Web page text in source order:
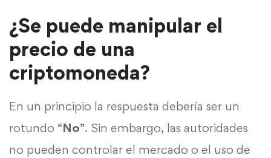
¿Se puede manipular el
precio de una
criptomoneda?
En un principio la respuesta debería ser un
rotundo “No”. Sin embargo, las autoridades
no pueden controlar el mercado o el uso de